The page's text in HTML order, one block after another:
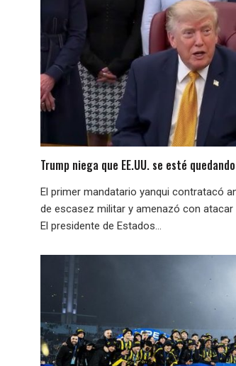
Trump niega que EE.UU. se esté
El primer mandatario yanqui contratacó
de escasez militar y amenazó con atacar
El presidente de Estados...